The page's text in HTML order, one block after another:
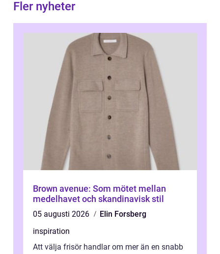
Fler nyheter
Brown avenue: Som mötet mellan
medelhavet och skandinavisk stil
05 augusti 2026
Elin Forsberg
inspiration
Att välja frisör handlar om mer än en snabb